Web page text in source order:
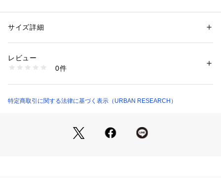
・フロントへ大胆にあしらった動きのあるシアー素材が、お顔
ら涼やかな印象に格上げ
ー素材の立体感が、視線を中央へと集めてすっきりとした小顔
番のきれいめスタイルに最適。前を閉めてノースリーブトップ
スとして着るのはもちろん、夏の羽織りとしても重宝し、手持
性別：レディース
素材：本体 : ポリエステル48% レーヨン32% ナイロン20% チュール部分
生産国：中国
商品番号：1650000137936 （モール）
サイズ詳細
レビュー
0件
特定商取引に関する法律に基づく表示（URBAN RESEARCH）